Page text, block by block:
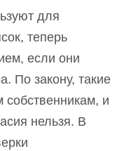
для
теперь
если они
По закону, такие
собственникам, и
нельзя. В